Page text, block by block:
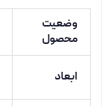
وضعیت
محصول
ابعاد